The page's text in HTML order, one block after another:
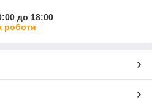
до 18:00
роботи